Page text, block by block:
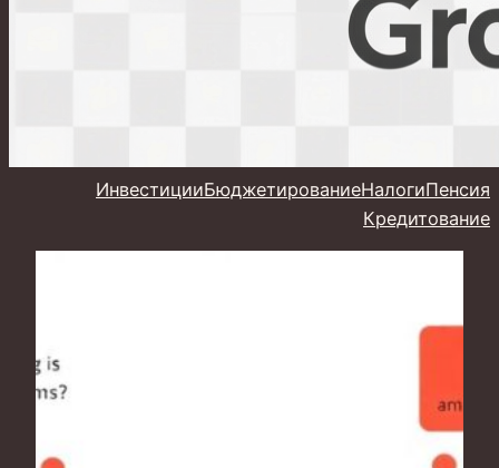
ИнвестицииБюджетированиеНалогиПенсия
Кредитование